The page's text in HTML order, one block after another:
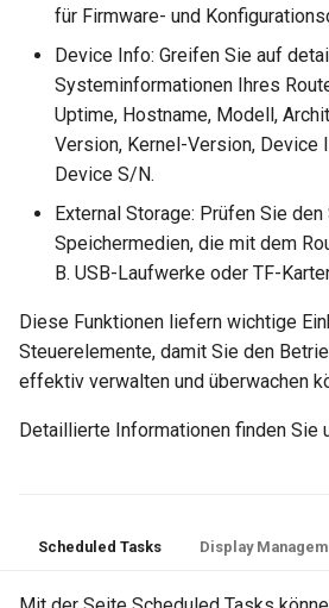
für Firmware- und
Device Info: Greifen Sie auf
Systeminformationen Ihres
Uptime, Hostname, Modell,
Version, Kernel-Version, Device
Device S/N.
External Storage: Prüfen Sie
Speichermedien, die mit dem
B. USB-Laufwerke oder TF-
Diese Funktionen liefern wichtige
Steuerelemente, damit Sie den
effektiv verwalten und überwachen
Detaillierte Informationen finden Sie
Scheduled Tasks Display